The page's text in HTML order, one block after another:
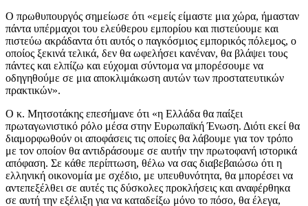
Ο πρωθυπουργός σημείωσε ότι «εμείς είμαστε μια χώρα, ήμασταν
πάντα υπέρμαχοι του ελεύθερου εμπορίου και πιστεύουμε και
πιστεύω ακράδαντα ότι αυτός ο παγκόσμιος εμπορικός πόλεμος, ο
οποίος ξεκινά τελικά, δεν θα ωφελήσει κανέναν, θα βλάψει τους
πάντες και ελπίζω και εύχομαι σύντομα να μπορέσουμε να
οδηγηθούμε σε μια αποκλιμάκωση αυτών των προστατευτικών
πρακτικών».
Ο κ. Μητσοτάκης επεσήμανε ότι «η Ελλάδα θα παίξει
πρωταγωνιστικό ρόλο μέσα στην Ευρωπαϊκή Ένωση. Διότι εκεί θα
διαμορφωθούν οι αποφάσεις τις οποίες θα λάβουμε για τον τρόπο
με τον οποίον θα αντιδράσουμε σε αυτήν την πρωτοφανή ιστορικά
απόφαση. Σε κάθε περίπτωση, θέλω να σας διαβεβαιώσω ότι η
ελληνική οικονομία με σχέδιο, με υπευθυνότητα, θα μπορέσει να
αντεπεξέλθει σε αυτές τις δύσκολες προκλήσεις και αναφέρθηκα
σε αυτή την εξέλιξη για να καταδείξω μόνο το πόσο, θα έλεγα,